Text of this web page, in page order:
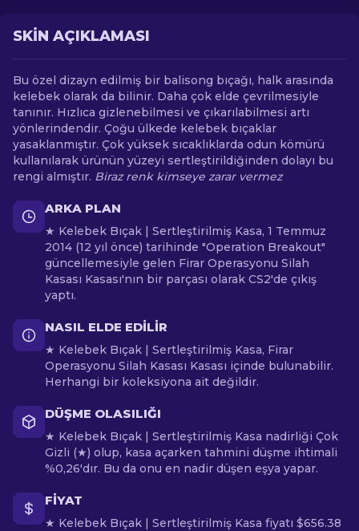
SKIN AÇIKLAMASI
Bu özel dizayn edilmiş bir balisong bıçağı, halk arasında
kelebek olarak da bilinir. Daha çok elde çevrilmesiyle
tanınır. Hızlıca gizlenebilmesi ve çıkarılabilmesi artı
yönlerindendir. Çoğu ülkede kelebek bıçaklar
yasaklanmıştır. Çok yüksek sıcaklıklarda odun kömürü
kullanılarak ürünün yüzeyi sertleştirildiğinden dolayı bu
rengi almıştır. Biraz renk kimseye zarar vermez
ARKA PLAN
★ Kelebek Bıçak | Sertleştirilmiş Kasa, 1 Temmuz
2014 (12 yıl önce) tarihinde "Operation Breakout"
güncellemesiyle gelen Firar Operasyonu Silah
Kasası Kasası'nın bir parçası olarak CS2'de çıkış
yaptı.
NASIL ELDE EDILIR
★ Kelebek Bıçak | Sertleştirilmiş Kasa, Firar
Operasyonu Silah Kasası Kasası içinde bulunabilir.
Herhangi bir koleksiyona ait değildir.
DÜŞME OLASILIĞI
★ Kelebek Bıçak | Sertleştirilmiş Kasa nadirliği Çok
Gizli (★) olup, kasa açarken tahmini düşme ihtimali
%0,26'dır. Bu da onu en nadir düşen eşya yapar.
FIYAT
★ Kelebek Bıçak | Sertleştirilmiş Kasa fiyatı $656.38